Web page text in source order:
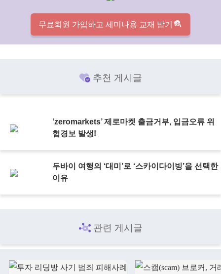
무료회원 가입하고 세미나용 교재 받기
추천 게시글
‘zeromarkets’ 제로마켓 출금거부, 입금오류 위
험경보 발생!
두바이 여행의 ‘대미’로 ‘스카이다이빙’을 선택한
이유
관련 게시글